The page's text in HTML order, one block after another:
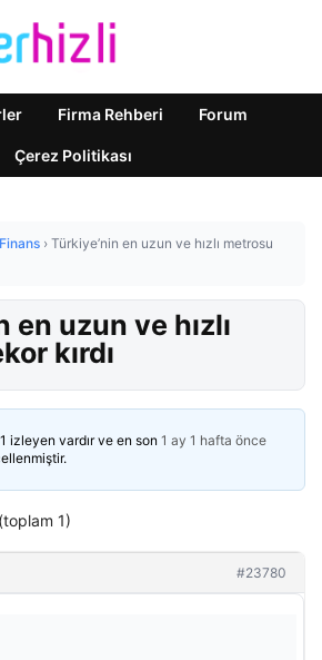
Firma Rehberi Forum
Çerez Politikası
Finans › Türkiye’nin en uzun ve hızlı metrosu
en uzun ve hızlı
kırdı
izleyen vardır ve en son 1 ay 1 hafta önce
1)
#23780